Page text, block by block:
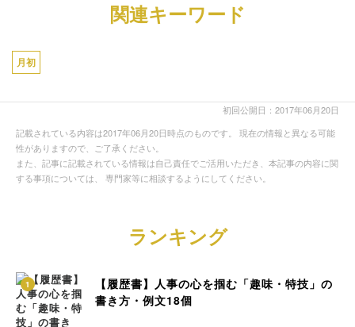
関連キーワード
月初
初回公開日：2017年06月20日
記載されている内容は2017年06月20日時点のものです。 現在の情報と異なる可能
性がありますので、ご了承ください。
また、記事に記載されている情報は自己責任でご活用いただき、本記事の内容に関
する事項については、 専門家等に相談するようにしてください。
ランキング
1
【履歴書】人事の心を掴む「趣味・特技」の
書き方・例文18個